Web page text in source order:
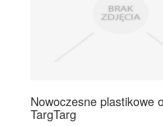
Nowoczesne plastikowe
TargTarg